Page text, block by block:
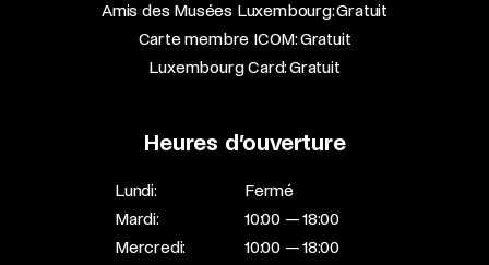
Amis des Musées Luxembourg: Gratuit
Carte membre ICOM: Gratuit
Luxembourg Card: Gratuit
Heures d’ouverture
Lundi:
Fermé
Mardi:
10:00 — 18:00
Mercredi:
10:00 — 18:00